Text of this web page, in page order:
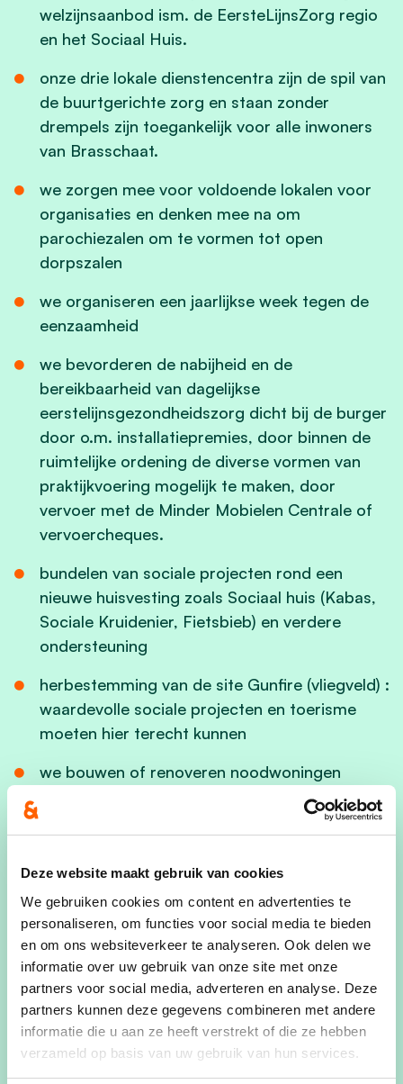
Deze website maakt gebruik van cookies
We gebruiken cookies om content en advertenties te
personaliseren, om functies voor social media te bieden
en om ons websiteverkeer te analyseren. Ook delen we
informatie over uw gebruik van onze site met onze
partners voor social media, adverteren en analyse. Deze
partners kunnen deze gegevens combineren met andere
informatie die u aan ze heeft verstrekt of die ze hebben
verzameld op basis van uw gebruik van hun services.
welzijnsaanbod ism. de EersteLijnsZorg regio
en het Sociaal Huis.
onze drie lokale dienstencentra zijn de spil van
de buurtgerichte zorg en staan zonder
drempels zijn toegankelijk voor alle inwoners
van Brasschaat.
we zorgen mee voor voldoende lokalen voor
organisaties en denken mee na om
parochiezalen om te vormen tot open
dorpszalen
we organiseren een jaarlijkse week tegen de
eenzaamheid
we bevorderen de nabijheid en de
bereikbaarheid van dagelijkse
eerstelijnsgezondheidszorg dicht bij de burger
door o.m. installatiepremies, door binnen de
ruimtelijke ordening de diverse vormen van
praktijkvoering mogelijk te maken, door
vervoer met de Minder Mobielen Centrale of
vervoercheques.
bundelen van sociale projecten rond een
nieuwe huisvesting zoals Sociaal huis (Kabas,
Sociale Kruidenier, Fietsbieb) en verdere
ondersteuning
herbestemming van de site Gunfire (vliegveld) :
waardevolle sociale projecten en toerisme
moeten hier terecht kunnen
we bouwen of renoveren noodwoningen
vanuit een helicoptervisie de toekomst van de
groot mogelijke synergie: Klina, WZC Vesalius,
assistentiewoningen Prins Kavelhof, sociale
seniorenwoningen Voorkempen. Aanvullend
aanbod van zelfstandige gezondsheids- en
welzijnswerkers en organisaties.
we zetten verder in op een goede
samenwerking met AZ Klina: